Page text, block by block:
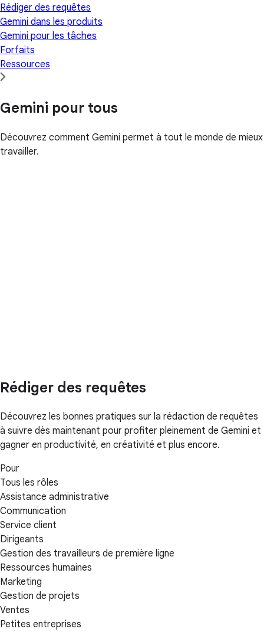
Rédiger des requêtes
Gemini dans les produits
Gemini pour les tâches
Forfaits
Ressources
Gemini pour tous
Découvrez comment Gemini permet à tout le monde de mieux
travailler.
Rédiger des requêtes
Découvrez les bonnes pratiques sur la rédaction de requêtes
à suivre dès maintenant pour profiter pleinement de Gemini et
gagner en productivité, en créativité et plus encore.
Pour
Tous les rôles
Assistance administrative
Communication
Service client
Dirigeants
Gestion des travailleurs de première ligne
Ressources humaines
Marketing
Gestion de projets
Ventes
Petites entreprises